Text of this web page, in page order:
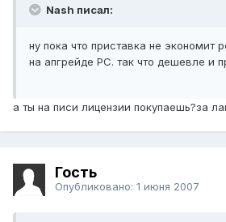
Nash писал:
ну пока что приставка не экономит
на апгрейде РС. так что дешевле и
а ты на писи лицензии покупаешь?за
Гость
Опубликовано: 1 июня 2007